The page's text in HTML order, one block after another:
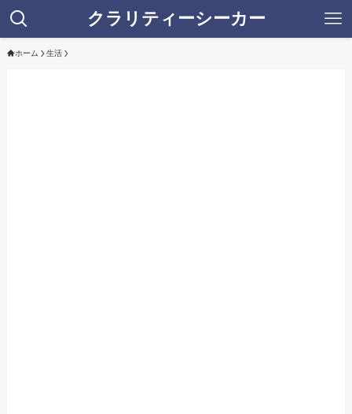
クラリティーシーカー
ホーム 生活